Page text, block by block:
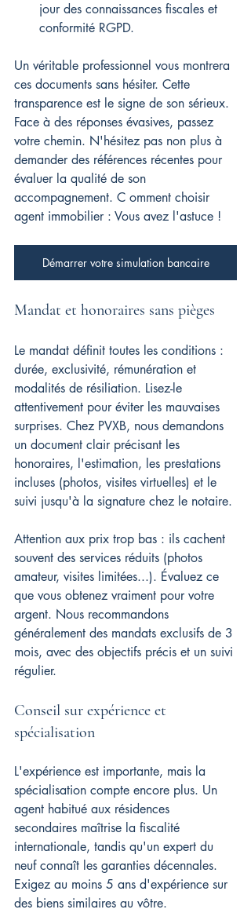
jour des connaissances fiscales et
conformité RGPD.
Un véritable professionnel vous montrera
ces documents sans hésiter. Cette
transparence est le signe de son sérieux.
Face à des réponses évasives, passez
votre chemin. N'hésitez pas non plus à
demander des références récentes pour
évaluer la qualité de son
accompagnement. C omment choisir
agent immobilier : Vous avez l'astuce !
Démarrer votre simulation bancaire
Mandat et honoraires sans pièges
Le mandat définit toutes les conditions :
durée, exclusivité, rémunération et
modalités de résiliation. Lisez-le
attentivement pour éviter les mauvaises
surprises. Chez PVXB, nous demandons
un document clair précisant les
honoraires, l'estimation, les prestations
incluses (photos, visites virtuelles) et le
suivi jusqu'à la signature chez le notaire.
Attention aux prix trop bas : ils cachent
souvent des services réduits (photos
amateur, visites limitées...). Évaluez ce
que vous obtenez vraiment pour votre
argent. Nous recommandons
généralement des mandats exclusifs de 3
mois, avec des objectifs précis et un suivi
régulier.
Conseil sur expérience et
spécialisation
L'expérience est importante, mais la
spécialisation compte encore plus. Un
agent habitué aux résidences
secondaires maîtrise la fiscalité
internationale, tandis qu'un expert du
neuf connaît les garanties décennales.
Exigez au moins 5 ans d'expérience sur
des biens similaires au vôtre.